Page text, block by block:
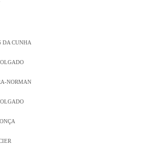
DA CUNHA
NORMAN